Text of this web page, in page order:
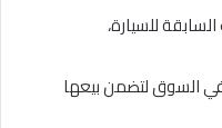
للسيارة،
في السوق لتضمن بيعها